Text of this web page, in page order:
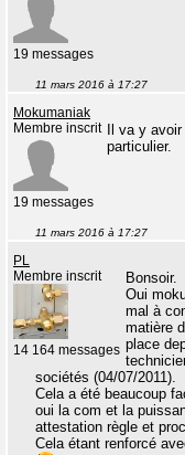
19 messages
11 mars 2016 à 17:27
Mokumaniak
Membre inscrit
19 messages
Il va y
particulier.
11 mars 2016 à 17:27
PL
Membre inscrit
14 164 messages
Bonsoir.
Oui
mal à
matière
place
sociétés (04/07/2011).
Cela a été beaucoup
oui la com et la
attestation règle et
Cela étant renforcé